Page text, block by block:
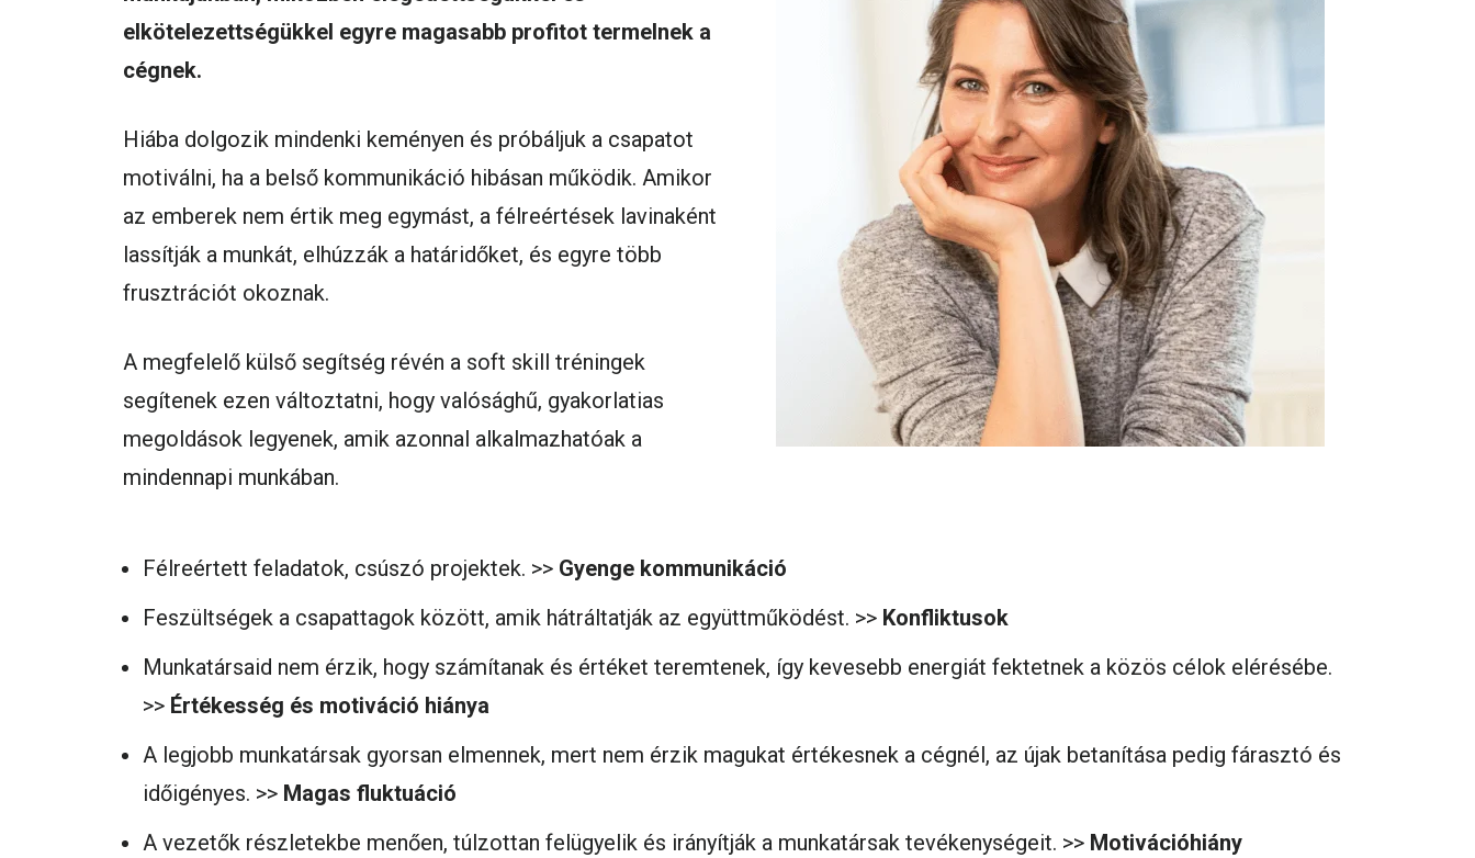
elkötelezettségükkel egyre magasabb profitot termelnek a
cégnek.
Hiába dolgozik mindenki keményen és próbáljuk a csapatot
motiválni, ha a belső kommunikáció hibásan működik. Amikor
az emberek nem értik meg egymást, a félreértések lavinaként
lassítják a munkát, elhúzzák a határidőket, és egyre több
frusztrációt okoznak.
A megfelelő külső segítség révén a soft skill tréningek
segítenek ezen változtatni, hogy valósághű, gyakorlatias
megoldások legyenek, amik azonnal alkalmazhatóak a
mindennapi munkában.
Félreértett feladatok, csúszó projektek. >> Gyenge kommunikáció
Feszültségek a csapattagok között, amik hátráltatják az együttműködést. >> Konfliktusok
Munkatársaid nem érzik, hogy számítanak és értéket teremtenek, így kevesebb energiát fektetnek a közös célok elérésébe.
>> Értékesség és motiváció hiánya
A legjobb munkatársak gyorsan elmennek, mert nem érzik magukat értékesnek a cégnél, az újak betanítása pedig fárasztó és
időigényes. >> Magas fluktuáció
A vezetők részletekbe menően, túlzottan felügyelik és irányítják a munkatársak tevékenységeit. >> Motivációhiány